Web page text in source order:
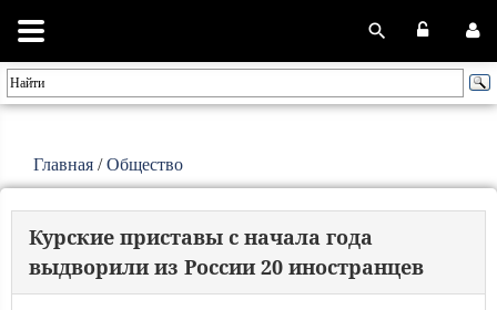
Главная /Общество
Курские приставы с начала года
выдворили из России 20 иностранцев